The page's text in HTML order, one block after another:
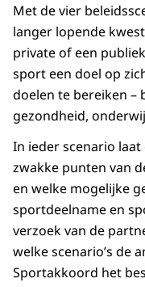
Met de vier
langer lopende
private of een
sport een doel op
doelen te bereiken –
gezondheid,
In ieder scenario
zwakke punten van
en welke mogelijke
sportdeelname en
verzoek van de
welke scenario’s de
Sportakkoord het